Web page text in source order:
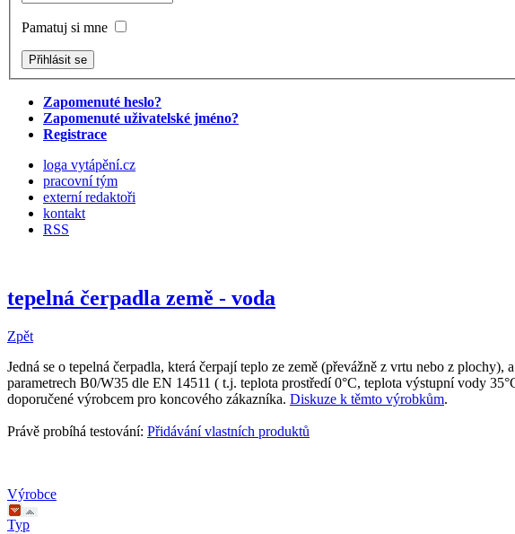
Pamatuj si mne
Zapomenuté heslo?
Zapomenuté uživatelské jméno?
Registrace
loga vytápění.cz
pracovní tým
externí redaktoři
kontakt
RSS
tepelná čerpadla země - voda
Zpět
Jedná se o tepelná čerpadla, která čerpají teplo ze země (převážně z vrtu nebo z
parametrech B0/W35 dle EN 14511 ( t.j. teplota prostředí 0°C, teplota výstupní vody
doporučené výrobcem pro koncového zákazníka. Diskuze k těmto výrobkům.
Právě probíhá testování: Přidávání vlastních produktů
Výrobce
Typ